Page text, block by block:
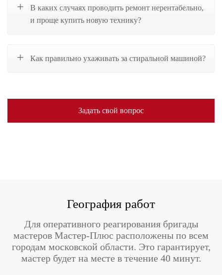
В каких случаях проводить ремонт нерентабельно,
и проще купить новую технику?
Как правильно ухаживать за стиральной машиной?
Задать свой вопрос
География работ
Для оперативного реагирования бригады
мастеров Мастер-Плюс расположены по всем
городам московской области. Это гарантирует,
мастер будет на месте в течение 40 минут.